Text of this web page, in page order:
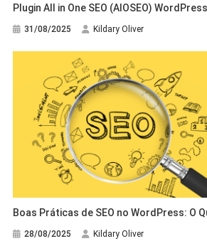
Plugin All in One SEO (AIOSEO) WordPress
31/08/2025 Kildary Oliver
Boas Práticas de SEO no WordPress: O
28/08/2025 Kildary Oliver